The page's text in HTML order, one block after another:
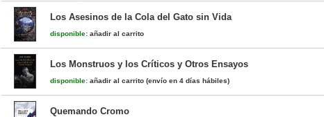
Los Asesinos de la Cola del Gato sin Vida
disponible: añadir al carrito
Los Monstruos y los Críticos y Otros Ensayos
disponible: añadir al carrito (envío en 4 días hábiles)
Quemando Cromo